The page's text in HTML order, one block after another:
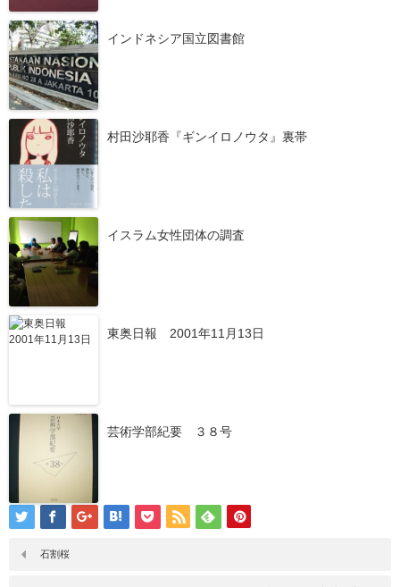
インドネシア国立図書館
村田沙耶香『ギンイロノウタ』裏帯
イスラム女性団体の調査
東奥日報 2001年11月13日
芸術学部紀要 ３８号
石割桜